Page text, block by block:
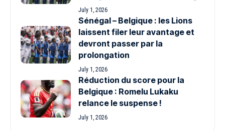
July 1, 2026
Sénégal – Belgique : les Lions
laissent filer leur avantage et
devront passer par la
prolongation
July 1, 2026
Réduction du score pour la
Belgique : Romelu Lukaku
relance le suspense !
July 1, 2026